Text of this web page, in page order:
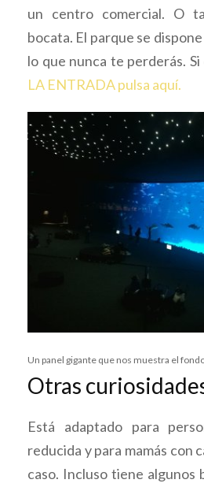
un centro comercial. O
bocata. El parque se
lo que nunca te perderás. Si
LA ENTRADA pulsa aquí.
Un panel gigante que nos muestra el
Otras
Está adaptado para
reducida y para mamás con
caso. Incluso tiene algunos